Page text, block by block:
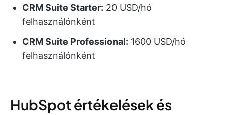
CRM Suite Starter: 20 USD/hó
felhasználónként
CRM Suite Professional: 1600 USD/hó
felhasználónként
HubSpot értékelések és